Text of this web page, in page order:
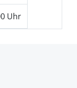
Uhr